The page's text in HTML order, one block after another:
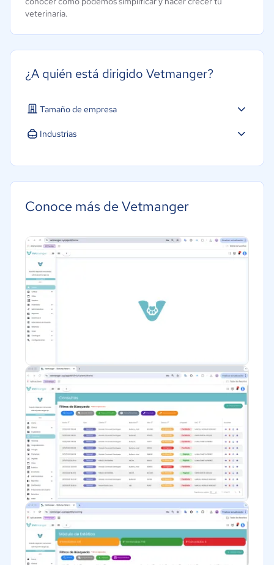
veterinaria.
¿A quién está dirigido Vetmanger?
Tamaño de empresa
Pequeña: 10 a 49 trabajadores
Industrias
Conoce más de Vetmanger